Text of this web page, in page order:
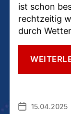
ist schon
rechtzeitig
durch
15.04.2025